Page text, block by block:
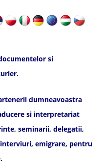
si
dumneavoastra
si interpretariat
seminarii, delegatii,
emigrare, pentru